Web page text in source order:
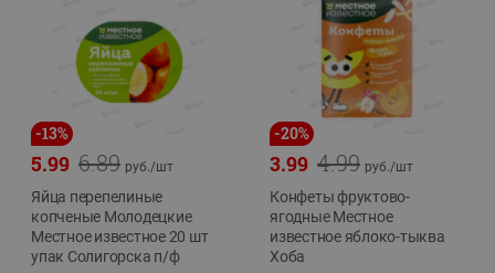
-13%
6.89
5.99 руб./шт
Яйца перепелиные
копченые Молодецкие
Местное известное 20 шт
упак Солигорска п/ф
-20%
4.99
3.99 руб./шт
Конфеты фруктово-
ягодные Местное
известное яблоко-тыква
Хоба